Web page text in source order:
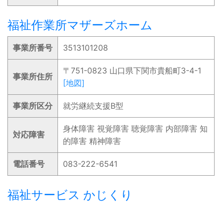
福祉作業所マザーズホーム
事業所番号 3513101208
事業所住所
〒751-0823 山口県下関市貴船町3-4-1
[地図]
事業所区分 就労継続支援B型
対応障害
身体障害 視覚障害 聴覚障害 内部障害 知
的障害 精神障害
電話番号 083-222-6541
福祉サービス かじくり